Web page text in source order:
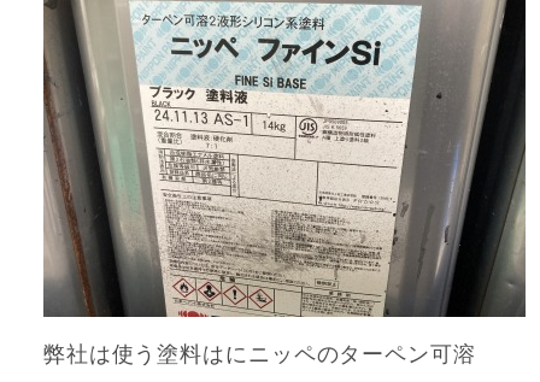
弊社は使う塗料はにニッペのターペン可溶